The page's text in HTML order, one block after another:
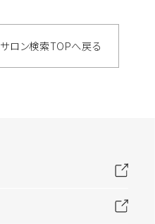
サロン検索TOPへ戻る